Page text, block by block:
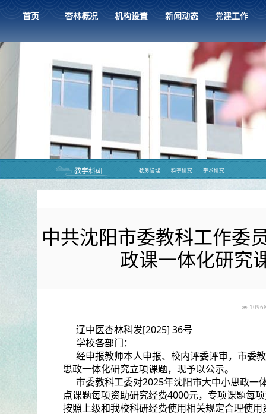
首页 杏林概况 机构设置 新闻动态 党建工作
教学科研 教务管理 科学研究 学术研究
中共沈阳市委教科工作委
政课一体化研究
辽中医杏林科发[2025] 36号
学校各部门：
经申报教师本人申报、校内评委评审，市委
思政一体化研究立项课题，现予以公示。
市委教科工委对2025年沈阳市大中小思政一
点课题每项资助研究经费4000元，专项课题每
按照上级和我校科研经费使用相关规定合理使